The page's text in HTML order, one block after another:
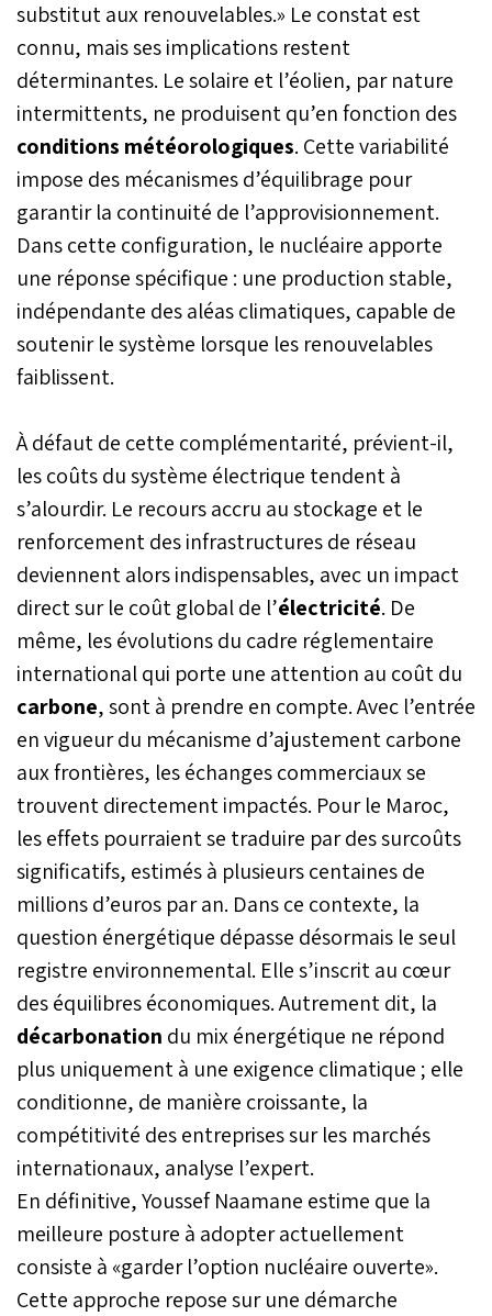
substitut aux renouvelables.» Le constat est
connu, mais ses implications restent
déterminantes. Le solaire et l’éolien, par nature
intermittents, ne produisent qu’en fonction des
conditions météorologiques. Cette variabilité
impose des mécanismes d’équilibrage pour
garantir la continuité de l’approvisionnement.
Dans cette configuration, le nucléaire apporte
une réponse spécifique : une production stable,
indépendante des aléas climatiques, capable de
soutenir le système lorsque les renouvelables
faiblissent.
À défaut de cette complémentarité, prévient-il,
les coûts du système électrique tendent à
s’alourdir. Le recours accru au stockage et le
renforcement des infrastructures de réseau
deviennent alors indispensables, avec un impact
direct sur le coût global de l’électricité. De
même, les évolutions du cadre réglementaire
international qui porte une attention au coût du
carbone, sont à prendre en compte. Avec l’entrée
en vigueur du mécanisme d’ajustement carbone
aux frontières, les échanges commerciaux se
trouvent directement impactés. Pour le Maroc,
les effets pourraient se traduire par des surcoûts
significatifs, estimés à plusieurs centaines de
millions d’euros par an. Dans ce contexte, la
question énergétique dépasse désormais le seul
registre environnemental. Elle s’inscrit au cœur
des équilibres économiques. Autrement dit, la
décarbonation du mix énergétique ne répond
plus uniquement à une exigence climatique ; elle
conditionne, de manière croissante, la
compétitivité des entreprises sur les marchés
internationaux, analyse l’expert.
En définitive, Youssef Naamane estime que la
meilleure posture à adopter actuellement
consiste à «garder l’option nucléaire ouverte».
Cette approche repose sur une démarche